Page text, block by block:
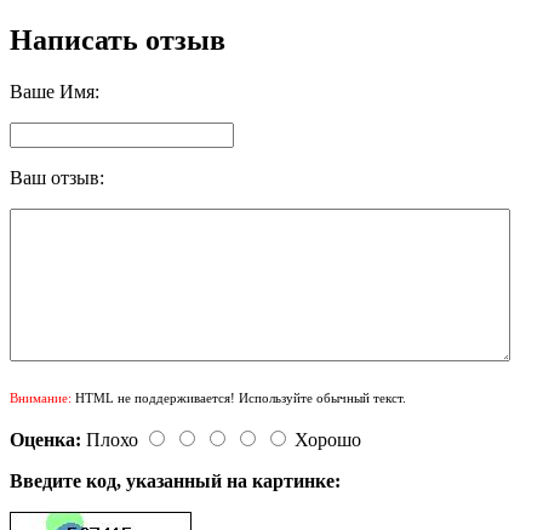
Написать отзыв
Ваше Имя:
Ваш отзыв:
Внимание: HTML не поддерживается! Используйте обычный текст.
Оценка: Плохо
Хорошо
Введите код, указанный на картинке: